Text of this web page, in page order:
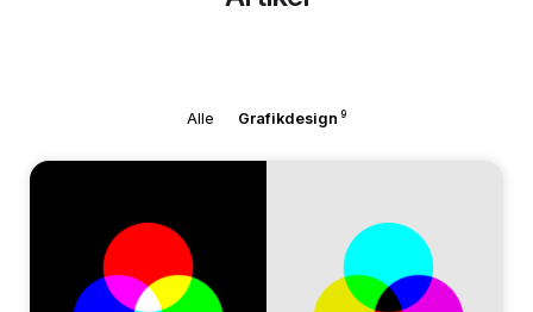
Alle Grafikdesign 9